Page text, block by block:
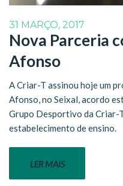
31 MARÇO, 2017
Nova Parceria
Afonso
A Criar-T assinou hoje um
Afonso, no Seixal, acordo
Grupo Desportivo da Criar-
estabelecimento de ensino.
LER MAIS